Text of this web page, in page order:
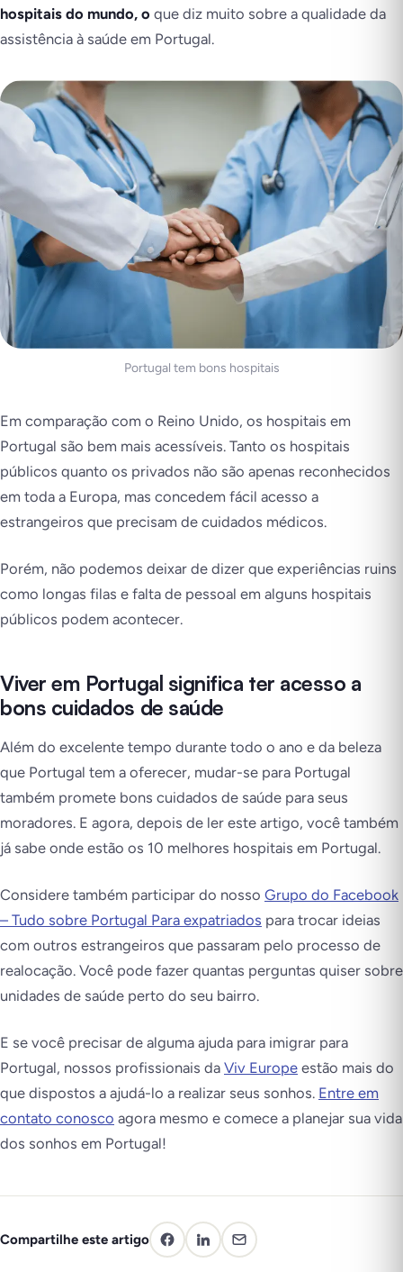
hospitais do mundo, o que diz muito sobre a qualidade da
assistência à saúde em Portugal.
Portugal tem bons hospitais
Em comparação com o Reino Unido, os hospitais em
Portugal são bem mais acessíveis. Tanto os hospitais
públicos quanto os privados não são apenas reconhecidos
em toda a Europa, mas concedem fácil acesso a
estrangeiros que precisam de cuidados médicos.
Porém, não podemos deixar de dizer que experiências ruins
como longas filas e falta de pessoal em alguns hospitais
públicos podem acontecer.
Viver em Portugal significa ter acesso a
bons cuidados de saúde
Além do excelente tempo durante todo o ano e da beleza
que Portugal tem a oferecer, mudar-se para Portugal
também promete bons cuidados de saúde para seus
moradores. E agora, depois de ler este artigo, você também
já sabe onde estão os 10 melhores hospitais em Portugal.
Considere também participar do nosso Grupo do Facebook
– Tudo sobre Portugal Para expatriados para trocar ideias
com outros estrangeiros que passaram pelo processo de
realocação. Você pode fazer quantas perguntas quiser sobre
unidades de saúde perto do seu bairro.
E se você precisar de alguma ajuda para imigrar para
Portugal, nossos profissionais da Viv Europe estão mais do
que dispostos a ajudá-lo a realizar seus sonhos. Entre em
contato conosco agora mesmo e comece a planejar sua vida
dos sonhos em Portugal!
Compartilhe este artigo